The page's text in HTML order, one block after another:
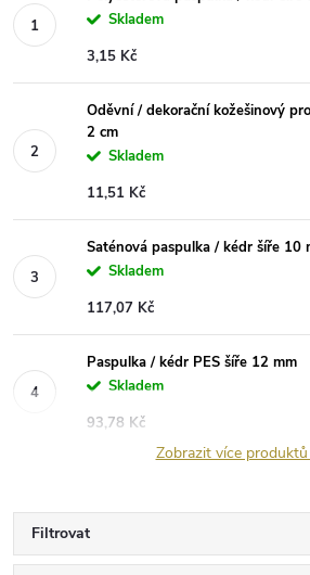
Skladem
3,15 Kč
Oděvní / dekorační kožešinový
2 cm
Skladem
11,51 Kč
Saténová paspulka / kédr šíře 10
Skladem
117,07 Kč
Paspulka / kédr PES šíře 12 mm
Skladem
93,78 Kč
Zobrazit více produktů
Filtrovat